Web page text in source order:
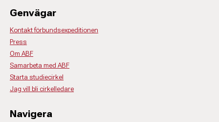
Genvägar
Kontakt förbundsexpeditionen
Press
Om ABF
Samarbeta med ABF
Starta studiecirkel
Jag vill bli cirkelledare
Navigera